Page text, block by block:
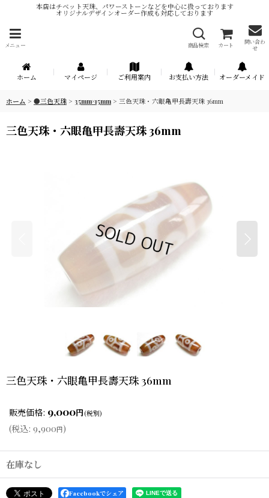
本店はチベット天珠、パワーストーンなどを中心に扱っております
オリジナルデザインオーダー作成も対応しております
メニュー 商品検索 カート
問い合わ
せ
ホーム マイページ ご利用案内 お支払い方法 オーダーメイド
ホーム > ●三色天珠 > 35mm×15mm > 三色天珠・六眼亀甲長壽天珠 36mm
三色天珠・六眼亀甲長壽天珠 36mm
三色天珠・六眼亀甲長壽天珠 36mm
販売価格: 9,000円(税別)
(税込: 9,900円)
在庫なし
Facebookでシェア